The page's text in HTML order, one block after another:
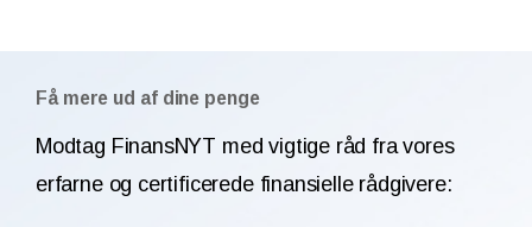
Få mere ud af dine penge
Modtag FinansNYT med vigtige råd fra vores
erfarne og certificerede finansielle rådgivere: